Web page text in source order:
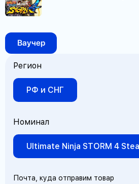
Ваучер
Регион
РФ и СНГ
Почта, куда отправим товар
Номинал
Ultimate Ninja STORM 4